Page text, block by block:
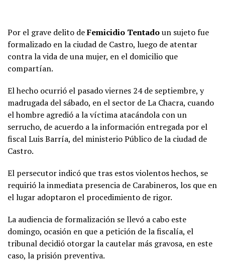
Por el grave delito deFemicidio Tentadoun sujeto fue
formalizado en la ciudad de Castro, luego de atentar
contra la vida de una mujer, en el domicilio que
compartían.
El hecho ocurrió el pasado viernes 24 de septiembre, y
madrugada del sábado, en el sector de La Chacra, cuando
el hombre agredió a la víctima atacándola con un
serrucho, de acuerdo a la información entregada por el
fiscal Luis Barría, del ministerio Público de la ciudad de
Castro.
El persecutor indicó que tras estos violentos hechos, se
requirió la inmediata presencia de Carabineros, los que en
el lugar adoptaron el procedimiento de rigor.
La audiencia de formalización se llevó a cabo este
domingo, ocasión en que a petición de la fiscalía, el
tribunal decidió otorgar la cautelar más gravosa, en este
caso, la prisión preventiva.